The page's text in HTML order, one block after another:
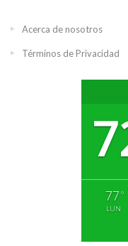
Acerca de nosotros
Términos de Privacidad
77 °
LUN